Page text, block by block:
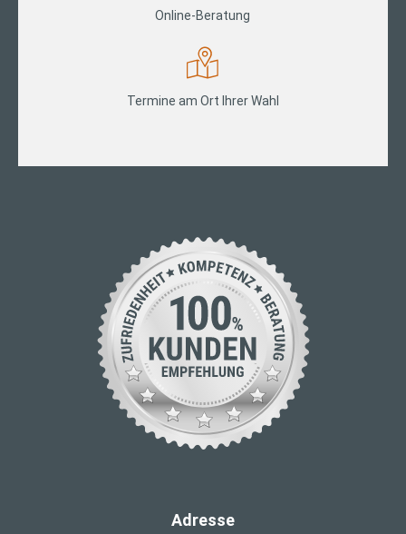
Online-Beratung
Termine am Ort Ihrer Wahl
Adresse